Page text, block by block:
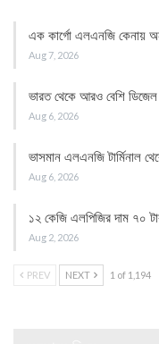
এক কার্গো এলএনজি কেনায়
Aug 7, 2026
ভারত থেকে আরও বেশি ডিজেল
Aug 6, 2026
ভাসমান এলএনজি টার্মিনাল
Aug 6, 2026
১২ কেজি এলপিজির দাম ৭০
Aug 2, 2026
PREV NEXT 1 of 1,194